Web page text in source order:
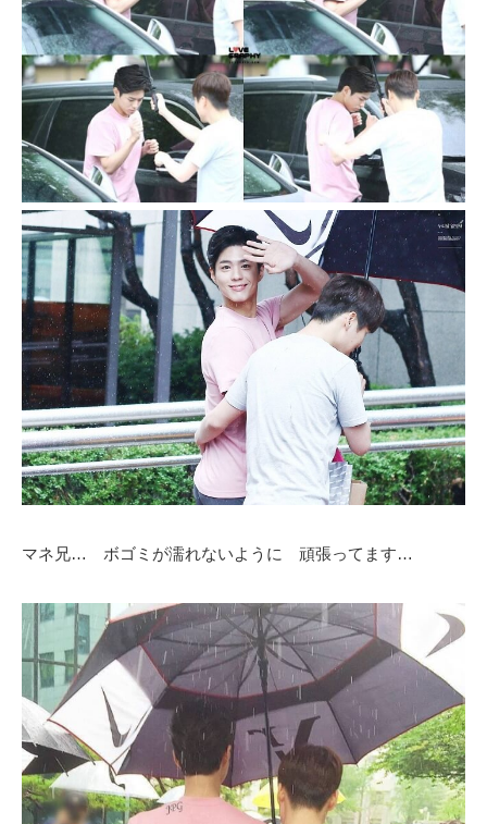
マネ兄… ボゴミが濡れないように 頑張ってます…